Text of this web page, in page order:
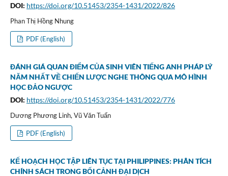
DOI: https://doi.org/10.51453/2354-1431/2022/826
Phan Thị Hồng Nhung
PDF (English)
ĐÁNH GIÁ QUAN ĐIỂM CỦA SINH VIÊN TIẾNG ANH PHÁP LÝ
NĂM NHẤT VỀ CHIẾN LƯỢC NGHE THÔNG QUA MÔ HÌNH
HỌC ĐẢO NGƯỢC
DOI: https://doi.org/10.51453/2354-1431/2022/776
Dương Phương Linh, Vũ Văn Tuấn
PDF (English)
KẾ HOẠCH HỌC TẬP LIÊN TỤC TẠI PHILIPPINES: PHÂN TÍCH
CHÍNH SÁCH TRONG BỐI CẢNH ĐẠI DỊCH